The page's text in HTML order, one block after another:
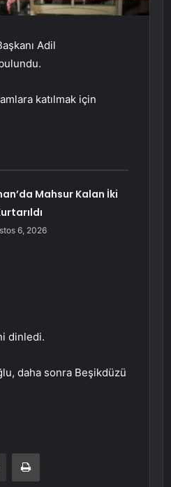
Adil
katılmak için
Mahsur Kalan İki
6, 2026
dinledi.
daha sonra Beşikdüzü
E-Posta ile paylaş Yazdır